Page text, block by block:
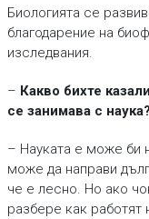
Биологията се
благодарение на
изследвания.
– Какво бихте
се занимава с наука?
– Науката е може би
може да направи
че е лесно. Но ако
разбере как работят